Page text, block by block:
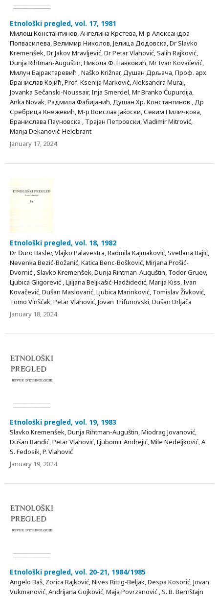
Etnološki pregled, vol. 17, 1981
Милош Константинов, Ангелина Крстева, М-р Александра
Попвасилева, Велимир Николов, Јелица Додовска, Dr Slavko
Kremenšek, Dr Jakov Mravljević, Dr Petar Vlahović, Salih Rajković,
Dunja Rihtman-Auguštin, Никола Ф. Павковић, Mr Ivan Kovačević,
Милун Бајрактаревић , Naško Križnar, Душан Дрљача, Проф. арх.
Бранислав Којић, Prof. Ksenija Marković, Aleksandra Muraj,
Jovanka Sečanski-Noussair, Inja Smerdel, Mr Branko Ćupurdija,
Anka Novak, Радмила Фабијанић, Душан Хр. Константинов , Др
Сребрица Кнежевић, М-р Воислав Јаќоски, Севим Пиличкова,
Бранислава Пауновска , Трајан Петровски, Vladimir Mitrović,
Marija Dekanović-Helebrant
January 17, 2024
Etnološki pregled, vol. 18, 1982
Dr Đuro Basler, Vlajko Palavestra, Radmila Kajmaković, Svetlana Bajić,
Nevenka Bezić-Božanić, Katica Benc-Bošković, Mirjana Prošić-
Dvornić , Slavko Kremenšek, Dunja Rihtman-Auguštin, Todor Gruev,
Ljubica Gligorević , Ljiljana Beljkašić-Hadžidedić, Marija Kiss, Ivan
Kovačević, Dušan Maslovarić, Ljubica Marinković, Tomislav Živković,
Tomo Vinšćak, Petar Vlahović, Jovan Trifunovski, Dušan Drljača
January 18, 2024
Etnološki pregled, vol. 19, 1983
Slavko Kremenšek, Dunja Rihtman-Auguštin, Miodrag Jovanović,
Dušan Bandić, Petar Vlahović, Ljubomir Andrejić, Mile Nedeljković, А.
S. Fedosik, P. Vlahović
January 19, 2024
Etnološki pregled, vol. 20-21, 1984/1985
Angelo Baš, Zorica Rajković, Nives Rittig-Beljak, Despa Kosorić, Jovan
Vukmanović, Andrijana Gojković, Maja Povrzanović , S. В. Bernštajn